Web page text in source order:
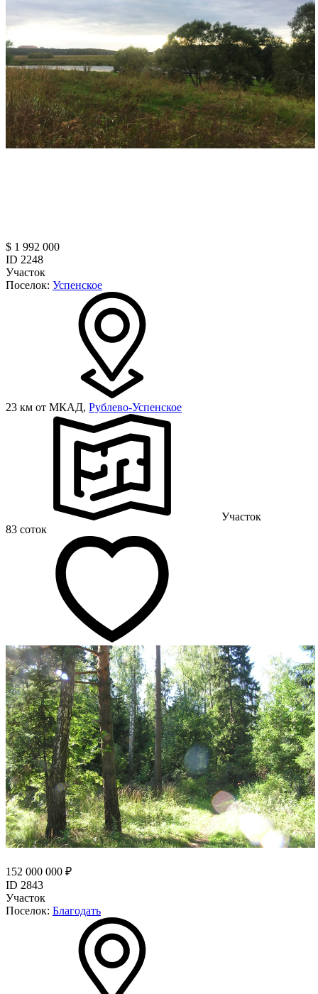
$ 1 992 000
ID 2248
Участок
Поселок: Успенское
23 км от МКАД, Рублево-Успенское
Участок
83 соток
152 000 000 ₽
ID 2843
Участок
Поселок: Благодать